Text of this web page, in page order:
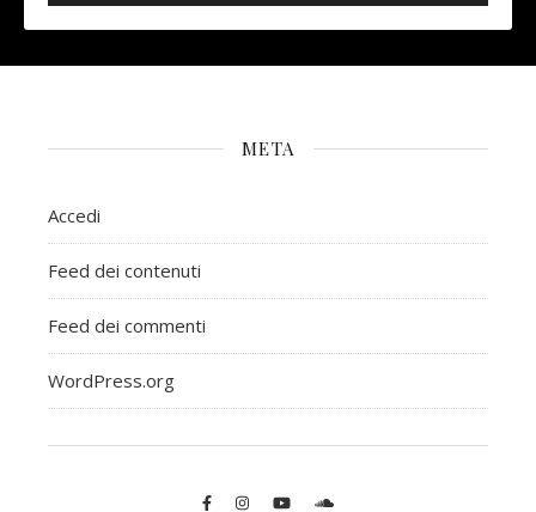
META
Accedi
Feed dei contenuti
Feed dei commenti
WordPress.org